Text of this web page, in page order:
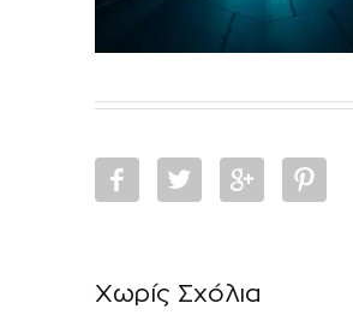
Χωρίς Σχόλια